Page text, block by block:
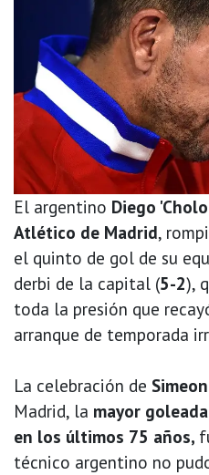
El argentino Diego
Atlético de Madrid,
el quinto de gol de su
derbi de la capital (5-2),
toda la presión que
arranque de temporada
La celebración de
Madrid, la mayor
en los últimos 75 años,
técnico argentino no